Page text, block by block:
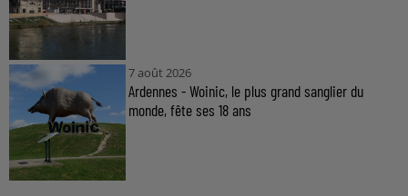
7 août 2026
Ardennes - Woinic, le plus grand sanglier du
monde, fête ses 18 ans